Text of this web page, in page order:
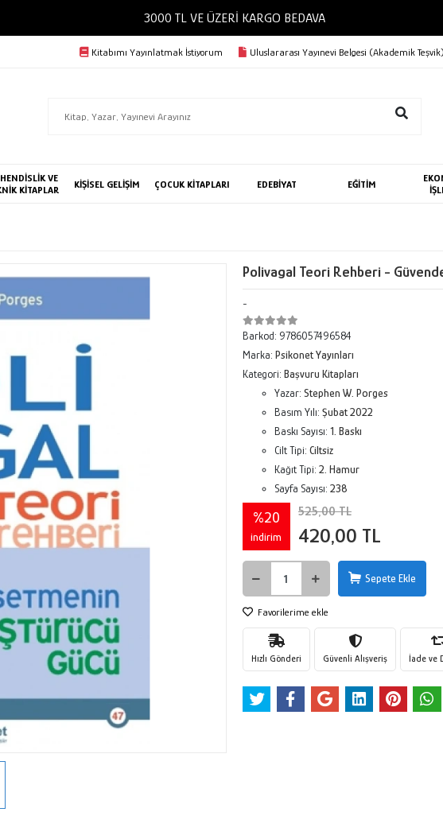
3000 TL VE ÜZERİ KARGO BEDAVA
Kitabımı Yayınlatmak İstiyorum Uluslararası Yayınevi Belgesi (Akademik Teşvik)
VE
KİTAPLAR
KİŞİSEL GELİŞİM ÇOCUK KİTAPLARI EDEBİYAT EĞİTİM
Polivagal Teori Rehberi -
-
Barkod: 9786057496584
Marka: Psikonet Yayınları
Kategori: Başvuru Kitapları
Yazar: Stephen W. Porges
Basım Yılı: Şubat 2022
Baskı Sayısı: 1. Baskı
Cilt Tipi: Ciltsiz
Kağıt Tipi: 2. Hamur
Sayfa Sayısı: 238
%20
indirim
525,00 TL
420,00 TL
Sepete Ekle
Favorilerime ekle
Hızlı Gönderi Güvenli Alışveriş İade ve